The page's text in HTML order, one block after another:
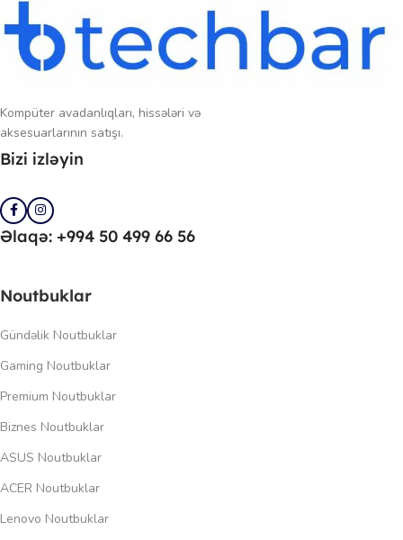
Kompüter avadanlıqları, hissələri və
aksesuarlarının satışı.
Bizi izləyin
Əlaqə: +994 50 499 66 56
Noutbuklar
Gündəlik Noutbuklar
Gaming Noutbuklar
Premium Noutbuklar
Biznes Noutbuklar
ASUS Noutbuklar
ACER Noutbuklar
Lenovo Noutbuklar